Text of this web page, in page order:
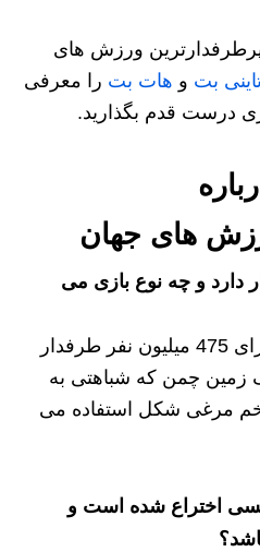
ورزش های
بت و هات بت را معرفی
درست قدم بگذارید.
های جهان
دارد و چه نوع بازی می
راگبی در سراسر جهان دارای 475 میلیون نفر طرفدار
زمین چمن که شباهتی به
مرغی شکل استفاده می
اختراع شده است و